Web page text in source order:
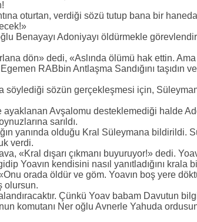
oturtan, verdiği sözü tutup bana bir
Benayayı Adoniyayı öldürmekle
dön» dedi, «Aslında ölümü hak ettin.
RABbin Antlaşma Sandığını taşıdın ve
söylediği sözün gerçekleşmesi için,
ayaklanan Avşalomu desteklemediği halde
sarıldı.
yanında olduğu Kral Süleymana bildirildi.
verdi.
«Kral dışarı çıkmanı buyuruyor!» dedi.
Yoavın kendisini nasıl yanıtladığını krala
orada öldür ve göm. Yoavın boş yere
olursun.
Çünkü Yoav babam Davutun
komutanı Ner oğlu Avnerle Yahuda